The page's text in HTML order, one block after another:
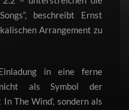
beschreibt Ernst
Arrangement zu
in eine ferne
als Symbol der
The Wind‘, sondern als